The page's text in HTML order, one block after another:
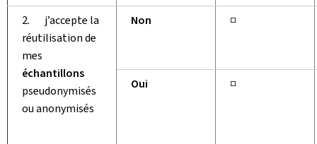
2. j’accepte la
réutilisation de
mes
échantillons
pseudonymisés
ou anonymisés
Non □
Oui □